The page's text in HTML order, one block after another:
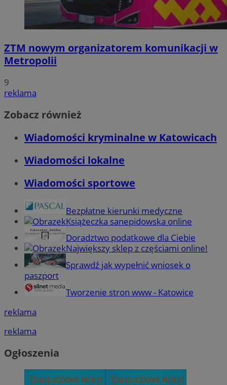
ZTM nowym organizatorem komunikacji w
Metropolii
9
reklama
Zobacz również
Wiadomości kryminalne w Katowicach
Wiadomości lokalne
Wiadomości sportowe
Bezpłatne kierunki medyczne
Książeczka sanepidowska online
Doradztwo podatkowe dla Ciebie
Największy sklep z częściami online!
Sprawdź jak wypełnić wniosek o
paszport
Tworzenie stron www - Katowice
reklama
reklama
Ogłoszenia